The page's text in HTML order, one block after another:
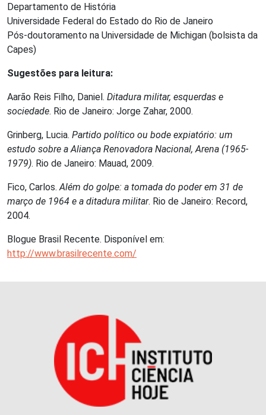
Departamento de História
Universidade Federal do Estado do Rio de Janeiro
Pós-doutoramento na Universidade de Michigan (bolsista da
Capes)
Sugestões para leitura:
Aarão Reis Filho, Daniel. Ditadura militar, esquerdas e
sociedade. Rio de Janeiro: Jorge Zahar, 2000.
Grinberg, Lucia. Partido político ou bode expiatório: um
estudo sobre a Aliança Renovadora Nacional, Arena (1965-
1979). Rio de Janeiro: Mauad, 2009.
Fico, Carlos.Além do golpe: a tomada do poder em 31 de
março de 1964 e a ditadura militar. Rio de Janeiro: Record,
2004.
Blogue Brasil Recente. Disponível em:
http://www.brasilrecente.com/